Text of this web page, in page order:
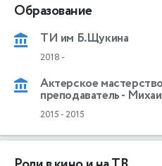
Образование
ТИ им Б.Щукина
2018 -
Актерское
преподаватель -
2015 - 2015